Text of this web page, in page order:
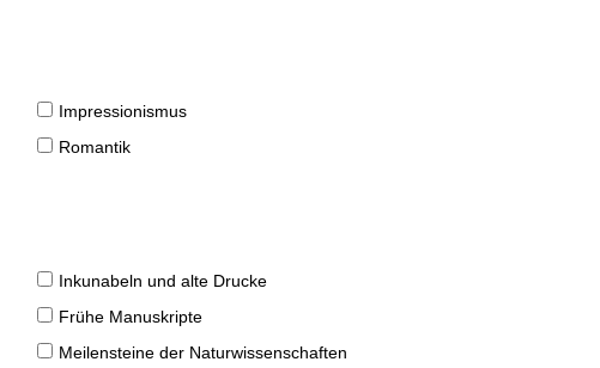
Impressionismus
Romantik
Inkunabeln und alte Drucke
Frühe Manuskripte
Meilensteine der Naturwissenschaften